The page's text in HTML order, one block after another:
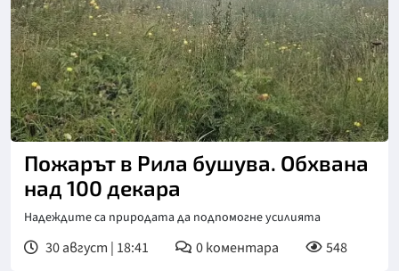
Снимка: БГНЕС
Пожарът в Рила бушува. Обхвана
над 100 декара
Надеждите са природата да подпомогне усилията
30 август | 18:41 0коментара 548